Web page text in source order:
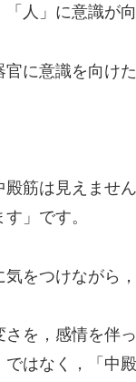
人」に意識が向
に意識を向け
筋は見えません
」です。
をつけながら
を，感情を伴
ではなく，「中